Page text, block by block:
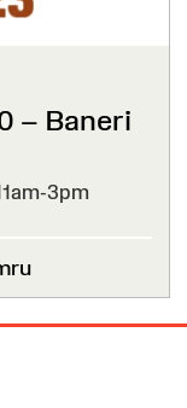
– Baneri
3pm